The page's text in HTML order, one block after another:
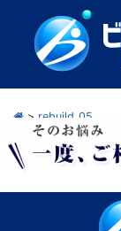
> rebuild_05